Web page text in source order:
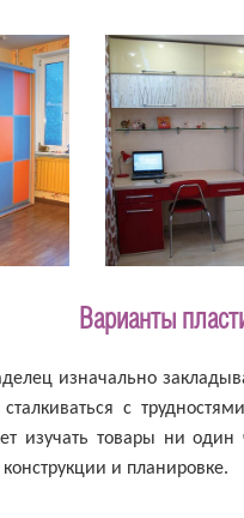
Варианты
изначально
сталкиваться с
изучать товары ни
и планировке.